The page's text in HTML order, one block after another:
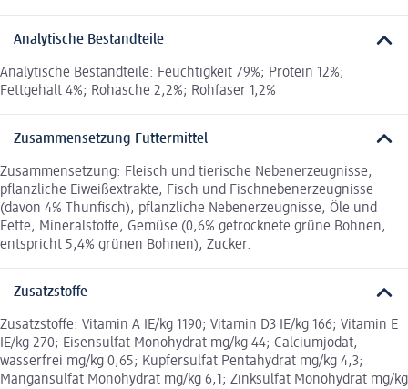
Analytische Bestandteile
Analytische Bestandteile: Feuchtigkeit 79%; Protein 12%;
Fettgehalt 4%; Rohasche 2,2%; Rohfaser 1,2%
Zusammensetzung Futtermittel
Zusammensetzung: Fleisch und tierische Nebenerzeugnisse,
pflanzliche Eiweißextrakte, Fisch und Fischnebenerzeugnisse
(davon 4% Thunfisch), pflanzliche Nebenerzeugnisse, Öle und
Fette, Mineralstoffe, Gemüse (0,6% getrocknete grüne Bohnen,
entspricht 5,4% grünen Bohnen), Zucker.
Zusatzstoffe
Zusatzstoffe: Vitamin A IE/kg 1190; Vitamin D3 IE/kg 166; Vitamin E
IE/kg 270; Eisensulfat Monohydrat mg/kg 44; Calciumjodat,
wasserfrei mg/kg 0,65; Kupfersulfat Pentahydrat mg/kg 4,3;
Mangansulfat Monohydrat mg/kg 6,1; Zinksulfat Monohydrat mg/kg